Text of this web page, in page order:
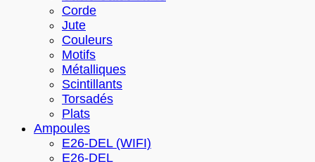
Corde
Jute
Couleurs
Motifs
Métalliques
Scintillants
Torsadés
Plats
Ampoules
E26-DEL (WIFI)
E26-DEL